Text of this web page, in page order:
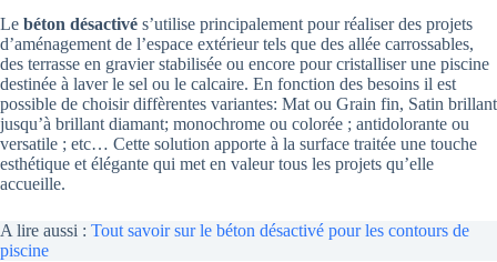
Le béton désactivé s’utilise principalement pour réaliser des projets
d’aménagement de l’espace extérieur tels que des allée carrossables,
des terrasse en gravier stabilisée ou encore pour cristalliser une piscine
destinée à laver le sel ou le calcaire. En fonction des besoins il est
possible de choisir diffèrentes variantes: Mat ou Grain fin, Satin brillant
jusqu’à brillant diamant; monochrome ou colorée ; antidolorante ou
versatile ; etc… Cette solution apporte à la surface traitée une touche
esthétique et élégante qui met en valeur tous les projets qu’elle
accueille.
A lire aussi : Tout savoir sur le béton désactivé pour les contours de
piscine